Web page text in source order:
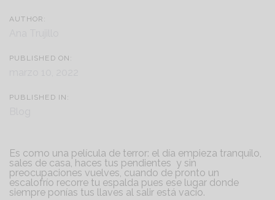
AUTHOR:
PUBLISHED ON:
PUBLISHED IN:
Es como una película de terror: el día empieza tranquilo,
sales de casa, haces tus pendientes y sin
preocupaciones vuelves, cuando de pronto un
escalofrío recorre tu espalda pues ese lugar donde
siempre ponías tus llaves al salir está vacío.